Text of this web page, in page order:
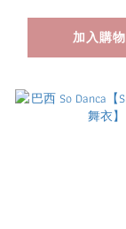
加入購